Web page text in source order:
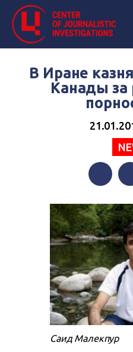
В Иране
Канады за
Саид Малекпур